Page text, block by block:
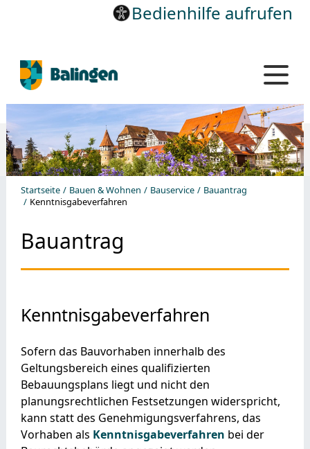
Bedienhilfe aufrufen
Startseite Bauen & Wohnen Bauservice
Bauantrag
Kenntnisgabeverfahren
Bauantrag
Kenntnisgabeverfahren
Sofern das Bauvorhaben innerhalb des
Geltungsbereich eines qualifizierten
Bebauungsplans liegt und nicht den
planungsrechtlichen Festsetzungen widerspricht,
kann statt des Genehmigungsverfahrens, das
Vorhaben als Kenntnisgabeverfahren bei der